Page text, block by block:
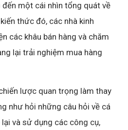
một cái nhìn tổng quát về
thức đó, các nhà kinh
các khâu bán hàng và chăm
lại trải nghiệm mua hàng
lược quan trọng làm thay
như hỏi những câu hỏi về cá
và sử dụng các công cụ,